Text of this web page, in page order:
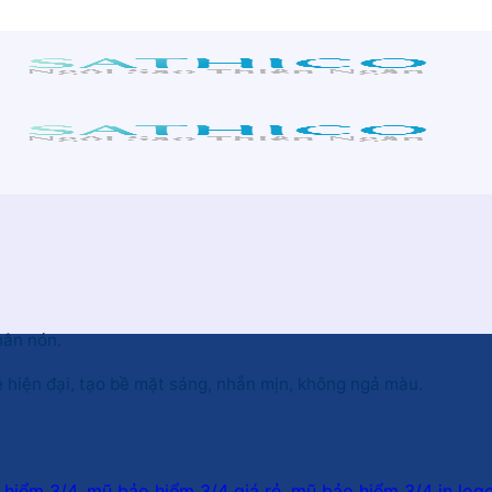
nón.
đại, tạo bề mặt sáng, nhẵn mịn, không ngả màu.